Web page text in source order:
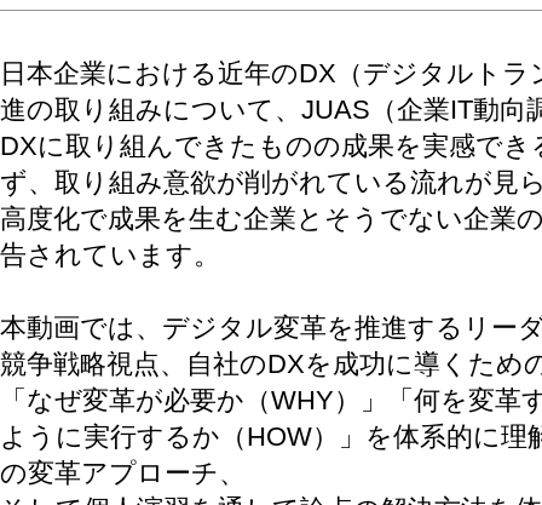
日本企業における近年のDX（デジタルト
進の取り組みについて、JUAS（企業IT動向
DXに取り組んできたものの成果を実感で
ず、取り組み意欲が削がれている流れが見
高度化で成果を生む企業とそうでない企業
告されています。
本動画では、デジタル変革を推進するリー
競争戦略視点、自社のDXを成功に導くため
「なぜ変革が必要か（WHY）」「何を変革
ように実行するか（HOW）」を体系的に
の変革アプローチ、